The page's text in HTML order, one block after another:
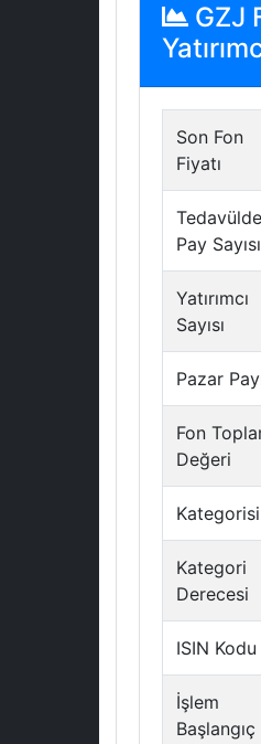
GZJ
Son Fon
Fiyatı
Pay Sayısı
Yatırımcı
Sayısı
Pazar
Fon
Değeri
Kategorisi
Kategori
Derecesi
ISIN Kodu
İşlem
Başlangıç